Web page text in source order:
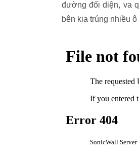
đường đối diện, va
bên kia trúng nhiều ô